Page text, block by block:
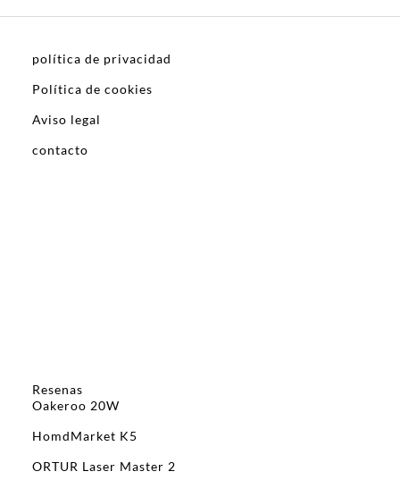
política de privacidad
Política de cookies
Aviso legal
contacto
Resenas
Oakeroo 20W
HomdMarket K5
ORTUR Laser Master 2